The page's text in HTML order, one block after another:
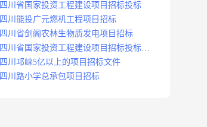
四川省国家投资工程建设项目招标投标
四川能投广元燃机工程项目招标
四川省剑阁农林生物质发电项目招标
四川省国家投资工程建设项目招标投标
2008年版
四川邛崃5亿以上的项目招标文件
四川路小学总承包项目招标